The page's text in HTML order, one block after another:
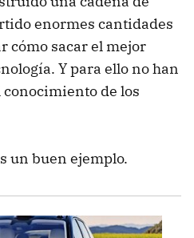
enormes cantidades
cómo sacar el mejor
Y para ello no han
de los
un buen ejemplo.